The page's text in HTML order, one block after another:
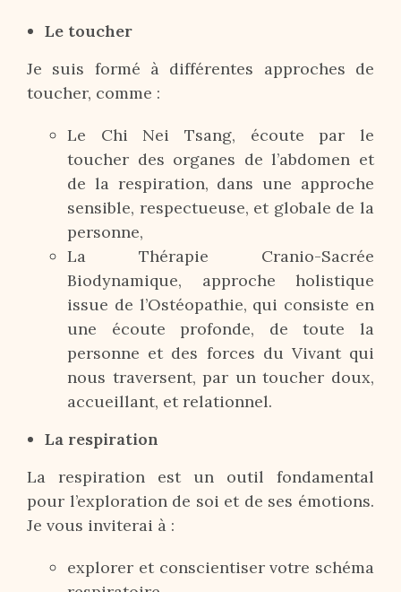
Le toucher
Je suis formé à différentes approches de
toucher, comme :
Le Chi Nei Tsang, écoute par le
toucher des organes de l’abdomen et
de la respiration, dans une approche
sensible, respectueuse, et globale de la
personne,
La Thérapie Cranio-Sacrée
Biodynamique, approche holistique
issue de l’Ostéopathie, qui consiste en
une écoute profonde, de toute la
personne et des forces du Vivant qui
nous traversent, par un toucher doux,
accueillant, et relationnel.
La respiration
La respiration est un outil fondamental
pour l’exploration de soi et de ses émotions.
Je vous inviterai à :
explorer et conscientiser votre schéma